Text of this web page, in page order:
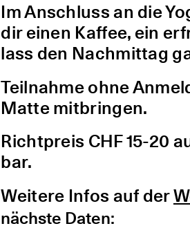
Im Anschluss an die
dir einen Kaffee, ein
lass den Nachmittag
Teilnahme ohne
Matte mitbringen.
Richtpreis CHF 15-20
bar.
Weitere Infos auf der
nächste Daten: